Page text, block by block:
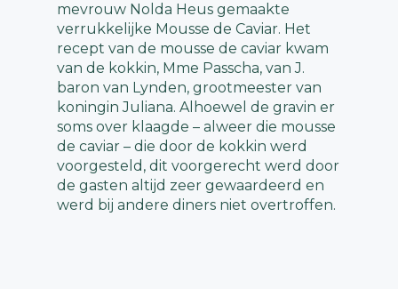
mevrouw Nolda Heus gemaakte
verrukkelijke Mousse de Caviar. Het
recept van de mousse de caviar kwam
van de kokkin, Mme Passcha, van J.
baron van Lynden, grootmeester van
koningin Juliana. Alhoewel de gravin er
soms over klaagde – alweer die mousse
de caviar – die door de kokkin werd
voorgesteld, dit voorgerecht werd door
de gasten altijd zeer gewaardeerd en
werd bij andere diners niet overtroffen.